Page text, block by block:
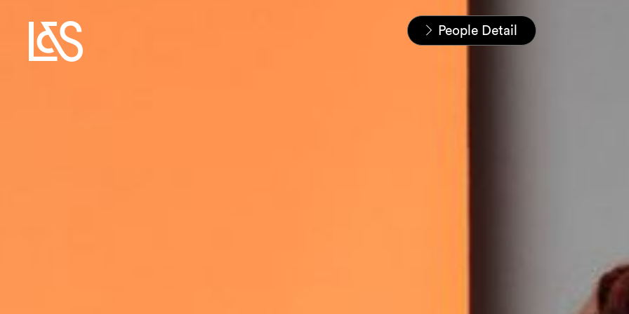
Startseite
Unser Team
People Detail